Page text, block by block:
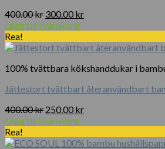
400.00kr Det
ursprungliga
var:
300.00 krDet
är:
Lägg till i varukorg
Rea!
100% tvättbara kökshanddukar i
Jättestort tvättbart återanvändbart
400.00kr Det
ursprungliga
var:
250.00 krDet
är:
Lägg till i varukorg
Rea!